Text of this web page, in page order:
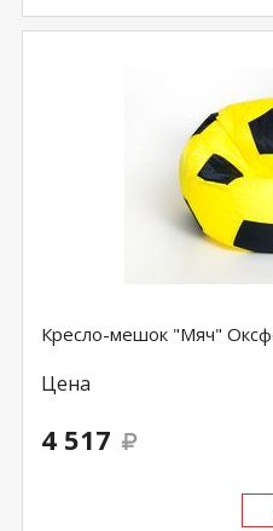
Кресло-мешок "Мяч"
Цена
4 517